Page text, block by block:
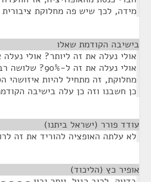
מידה, לכך שיש פה מחלוקת
בישיבה הקודמת שאלו
אולי נעלה את זה ליותר? אולי
אולי נעלה את זה ל-
מחלוקת, זה מתחיל להיות איזושהי
כן חשבנו וזה כן עלה בישיבה
עודד פורר (ישראל ביתנו)
לא עלתה האופציה להוריד את זה
אופיר כץ (הליכוד)